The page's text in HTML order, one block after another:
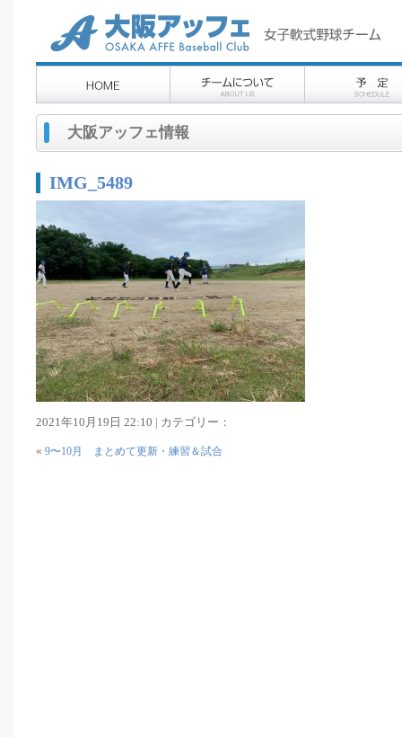
大阪アッフェ情報
IMG_5489
2021年10月19日 22:10 | カテゴリー：
« 9〜10月 まとめて更新・練習＆試合